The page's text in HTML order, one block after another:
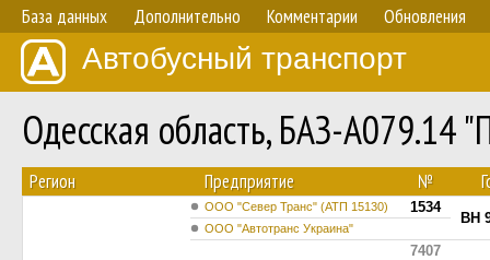
База данных Дополнительно Комментарии Обновления
Автобусный транспорт
Одесская область, БАЗ-
Регион Предприятие №
ООО "Север Транс" (АТП 15130) 1534
BH
ООО "Автотранс Украина"
7407